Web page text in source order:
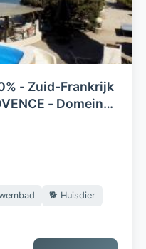
- Zuid-Frankrijk
- Domein
🐕 Huisdier